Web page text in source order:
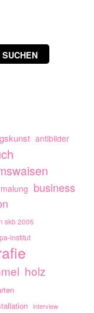
SUCHEN
antibilder
business
skb 2005
institut
holz
interview